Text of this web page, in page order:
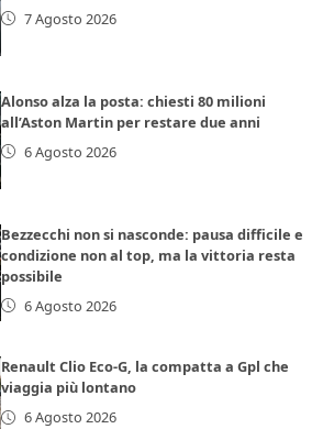
7 Agosto 2026
Alonso alza la posta: chiesti 80 milioni
all’Aston Martin per restare due anni
6 Agosto 2026
Bezzecchi non si nasconde: pausa difficile e
condizione non al top, ma la vittoria resta
possibile
6 Agosto 2026
Renault Clio Eco-G, la compatta a Gpl che
viaggia più lontano
6 Agosto 2026